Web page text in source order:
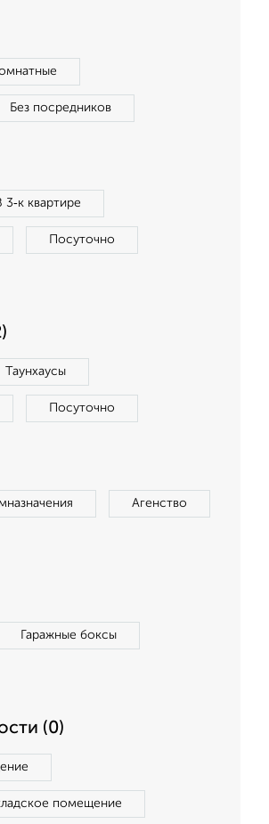
Без посредников
3‑к квартире
Посуточно
Таунхаусы
Посуточно
Агенство
Гаражные боксы
(0)
помещение